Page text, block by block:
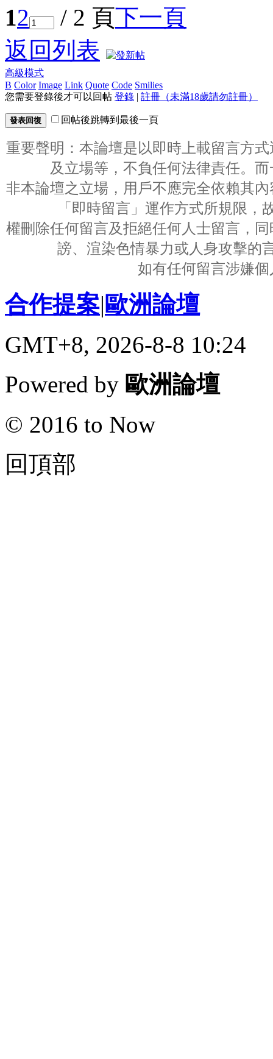
12 / 2 頁下一頁
返回列表
高級模式
B Color Image Link Quote Code Smilies
您需要登錄後才可以回帖 登錄 | 註冊（未滿18歲請勿註冊）
發表回復 回帖後跳轉到最後一頁
重要聲明：本論壇是以即時上載留言方
及立場等，不負任何法律責任。
非本論壇之立場，用戶不應完全依賴其
「即時留言」運作方式所規限
權刪除任何留言及拒絕任何人士留言，
謗、渲染色情暴力或人身攻擊的
如有任何留言涉嫌
合作提案|歐洲論壇
GMT+8, 2026-8-8 10:24
Powered by 歐洲論壇
© 2016 to Now
回頂部